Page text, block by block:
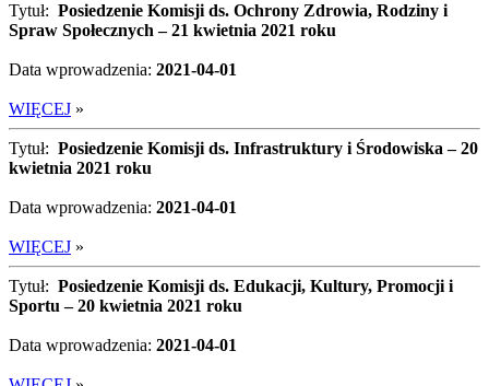
Tytuł: Posiedzenie Komisji ds. Ochrony Zdrowia, Rodziny i
Spraw Społecznych – 21 kwietnia 2021 roku
Data wprowadzenia: 2021-04-01
WIĘCEJ »
Tytuł: Posiedzenie Komisji ds. Infrastruktury i Środowiska – 20
kwietnia 2021 roku
Data wprowadzenia: 2021-04-01
WIĘCEJ »
Tytuł: Posiedzenie Komisji ds. Edukacji, Kultury, Promocji i
Sportu – 20 kwietnia 2021 roku
Data wprowadzenia: 2021-04-01